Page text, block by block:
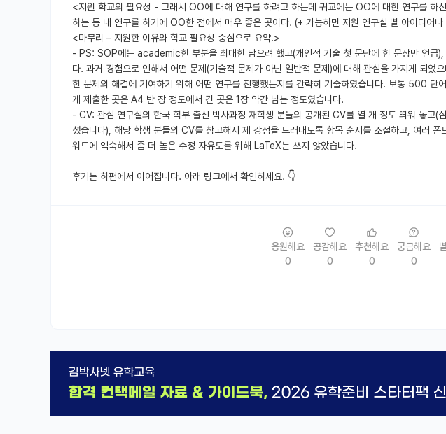
<지원 학교의 필요성 - 그래서 OO에 대해 연구를 하려고 하는데 귀교에는 OO에 대한 연구를
하는 등 내 연구를 하기에 OO한 점에서 매우 좋은 곳이다. (+ 가능하면 지원 연구실 별 아이디어
<마무리 – 지원한 이유와 학교 필요성 중심으로 요약.>
- PS: SOP에는 academic한 부분을 최대한 담으려 했고(개인적 기술 첫 문단에 한 문장만 언급),
다. 과거 경험으로 인해서 어떤 문제(기술적 문제가 아닌 일반적 문제)에 대해 관심을 가지게 되었
한 문제의 해결에 기여하기 위해 어떤 연구를 진행했는지를 간략히 기술하였습니다. 보통 500
게 제출한 곳은 A4 반 장 정도에서 긴 곳은 1장 약간 넘는 정도였습니다.
- CV: 관심 연구실의 한국 학부 출신 박사과정 재학생 분들의 공개된 CV를 열 개 정도 띄워 놓고(
셨습니다), 해당 학생 분들의 CV를 참고해서 제 강점을 드러내도록 항목 순서를 조절하고, 여러
워드에 익숙해서 좀 더 높은 수정 자유도를 위해 LaTeX는 쓰지 않았습니다.
후기는 하편에서 이어집니다. 아래 링크에서 확인하세요. 👇
응원해요
0
공감해요
0
추천해요
0
궁금해요
0